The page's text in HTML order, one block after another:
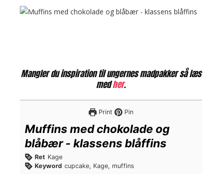
Mangler du inspiration til ungernes madpakker så læs
medher.
Print Pin
Muffins med chokolade og
blåbær - klassens blåffins
Ret Kage
Keyword cupcake, Kage, muffins